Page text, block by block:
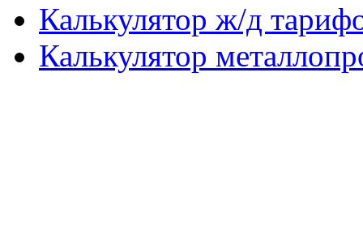
Калькулятор ж/д
Калькулятор